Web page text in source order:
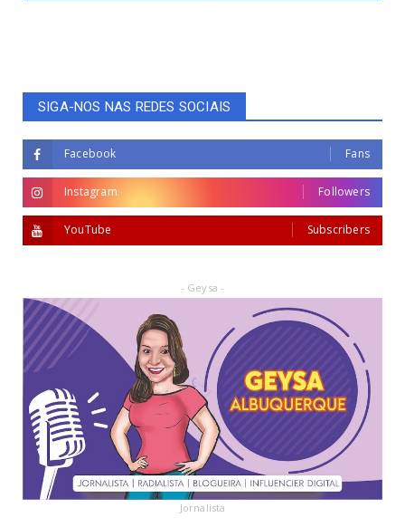
SIGA-NOS NAS REDES SOCIAIS
Facebook Fans
Instagram Followers
YouTube Subscribers
- Geysa -
Jornalista